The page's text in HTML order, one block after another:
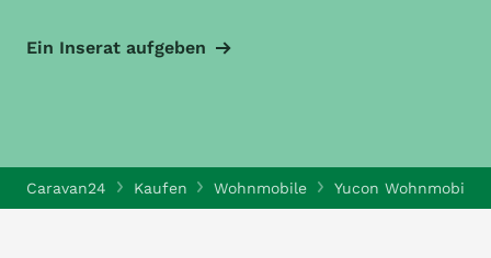
Ein Inserat aufgeben
Caravan24 Kaufen Wohnmobile Yucon Wohnmobile